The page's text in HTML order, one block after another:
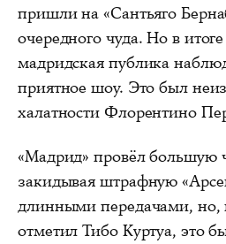
пришли на «Сантьяго
очередного чуда. Но в
мадридская публика
приятное шоу. Это был
халатности Флорентино
«Мадрид» провёл большую
закидывая штрафную
длинными передачами, но,
отметил Тибо Куртуа, это